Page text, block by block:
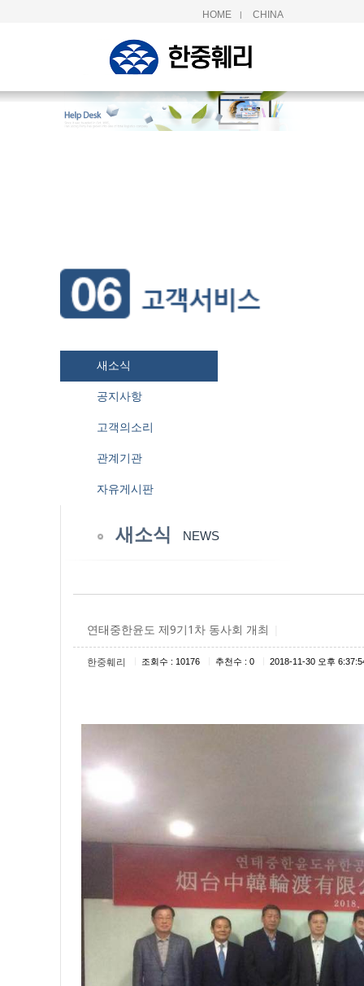
HOME | CHINA
새소식
공지사항
고객의소리
관계기관
자유게시판
새소식 NEWS
연태중한윤도 제9기1차 동사회 개최
한중훼리 조회수 : 10176 추천수 : 0 2018-11-30 오후